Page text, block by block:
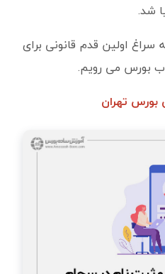
شد.
اولین قدم قانونی برای
بورس می رویم.
بورس تهران